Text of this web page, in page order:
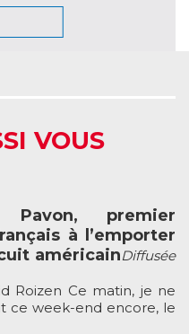
VOUS
Pavon, premier
à l’emporter
américainDiffusée
Roizen Ce matin, je ne
ce week-end encore, le